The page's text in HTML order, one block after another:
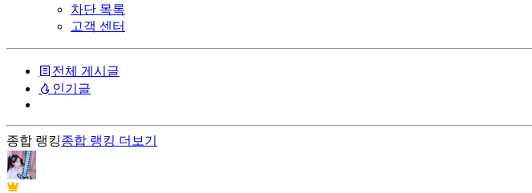
차단 목록
고객 센터
전체 게시글
인기글
종합 랭킹종합 랭킹 더보기